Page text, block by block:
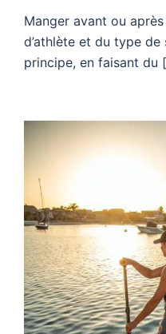
Manger avant ou
d’athlète et du type
principe, en faisant du